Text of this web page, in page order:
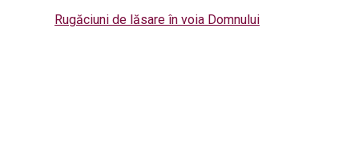
Rugăciuni de lăsare în voia Domnului